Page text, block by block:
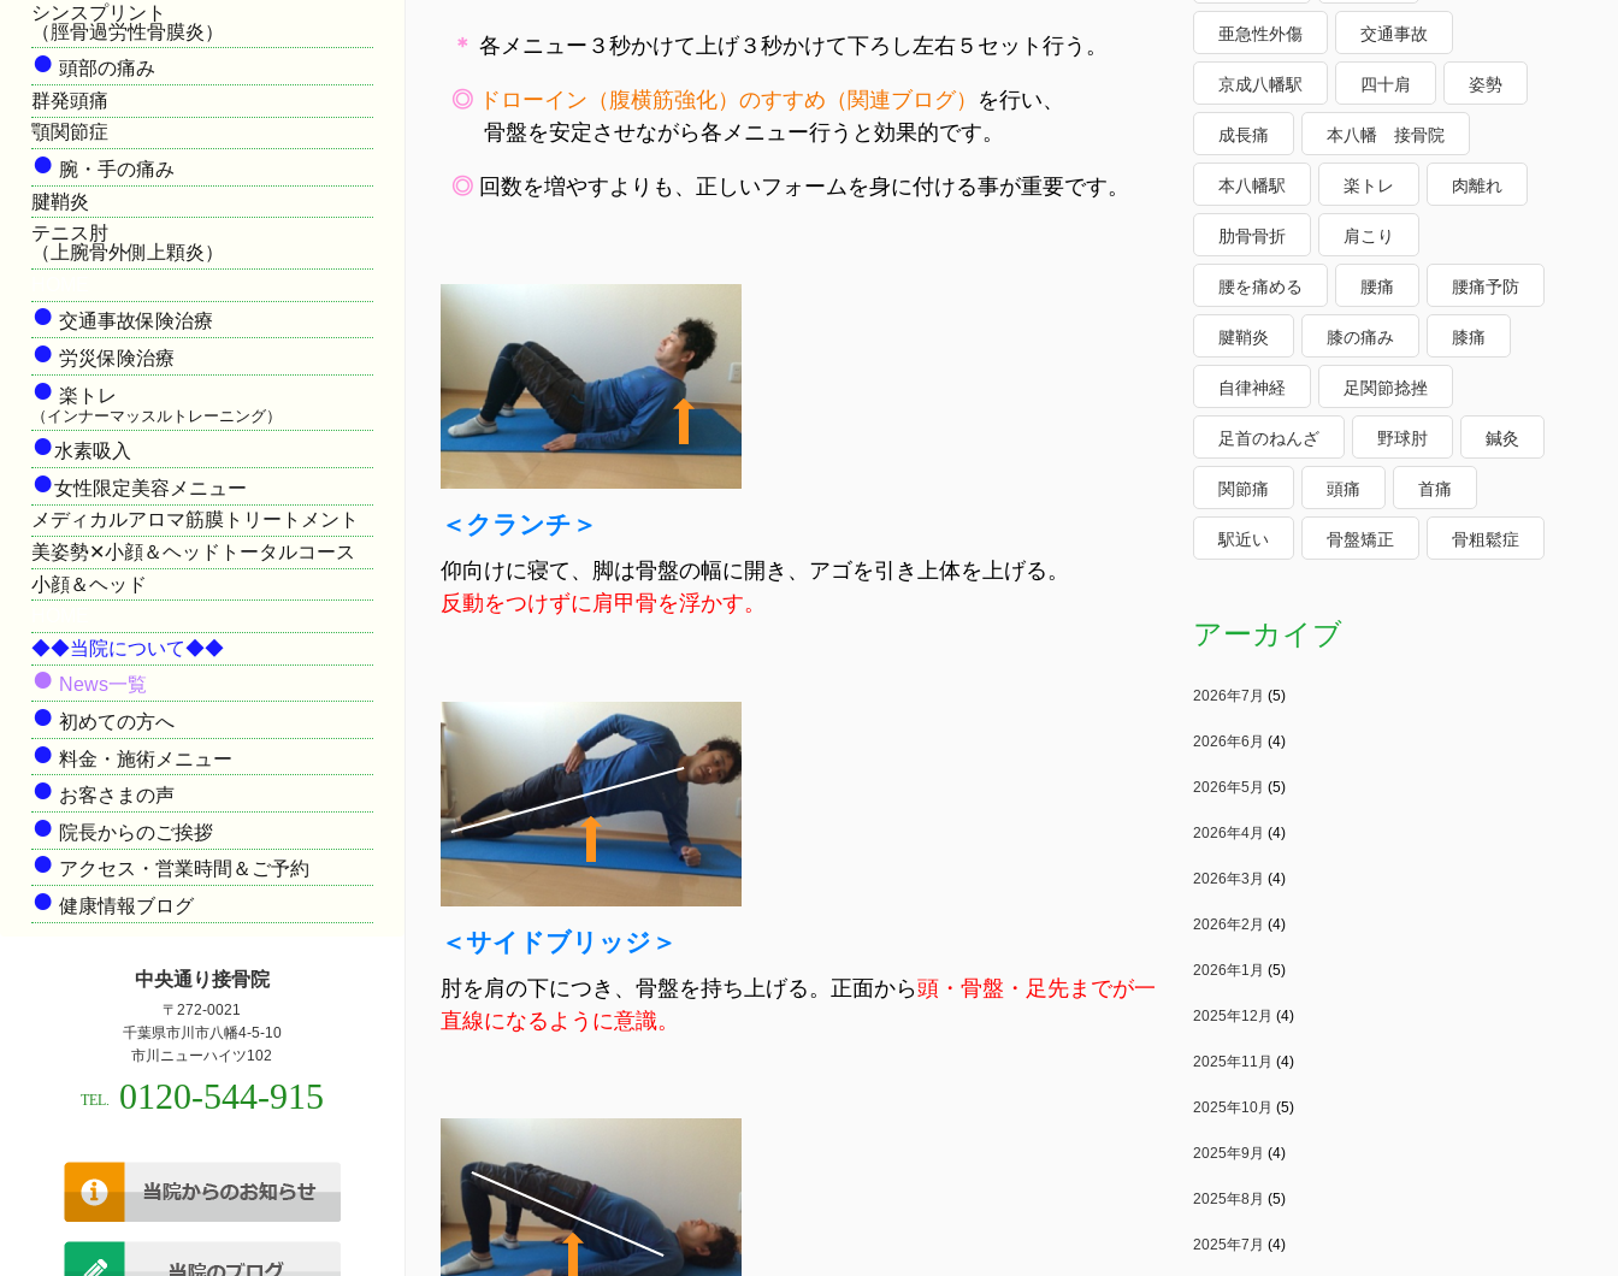
シンスプリント
（脛骨過労性骨膜炎）
● 頭部の痛み
群発頭痛
顎関節症
● 腕・手の痛み
腱鞘炎
テニス肘
（上腕骨外側上顆炎）
● 交通事故保険治療
● 労災保険治療
● 楽トレ
（インナーマッスルトレーニング）
●水素吸入
●女性限定美容メニュー
メディカルアロマ筋膜トリートメント
美姿勢✕小顔＆ヘッドトータルコース
小顔＆ヘッド
◆◆当院について◆◆
● News一覧
● 初めての方へ
● 料金・施術メニュー
● お客さまの声
● 院長からのご挨拶
● アクセス・営業時間＆ご予約
● 健康情報ブログ
中央通り接骨院
〒272-0021
千葉県市川市八幡4-5-10
市川ニューハイツ102
TEL. 0120-544-915
＊ 各メニュー３秒かけて上げ３秒かけて下ろし左右５セット行う。
◎ ドローイン（腹横筋強化）のすすめ（関連ブログ）
を行い、
骨盤を安定させながら各メニュー行うと効果的です。
◎回数を増やすよりも、正しいフォームを身に付ける事が重要です。
＜クランチ＞
仰向けに寝て、脚は骨盤の幅に開き、アゴを引き上体を上げる。
反動をつけずに肩甲骨を浮かす。
＜サイドブリッジ＞
肘を肩の下につき、骨盤を持ち上げる。正面から頭・骨盤・足先までが一
直線になるように意識。
亜急性外傷 交通事故
京成八幡駅 四十肩 姿勢
成長痛 本八幡 接骨院
本八幡駅 楽トレ 肉離れ
肋骨骨折 肩こり
腰を痛める 腰痛 腰痛予防
腱鞘炎 膝の痛み 膝痛
自律神経 足関節捻挫
足首のねんざ 野球肘 鍼灸
関節痛 頭痛 首痛
駅近い 骨盤矯正 骨粗鬆症
アーカイブ
2026年7月 (5)
2026年6月 (4)
2026年5月 (5)
2026年4月 (4)
2026年3月 (4)
2026年2月 (4)
2026年1月 (5)
2025年12月 (4)
2025年11月 (4)
2025年10月 (5)
2025年9月 (4)
2025年8月 (5)
2025年7月 (4)